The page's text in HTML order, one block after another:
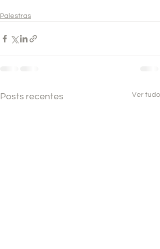
Palestras
Posts recentes Ver tudo